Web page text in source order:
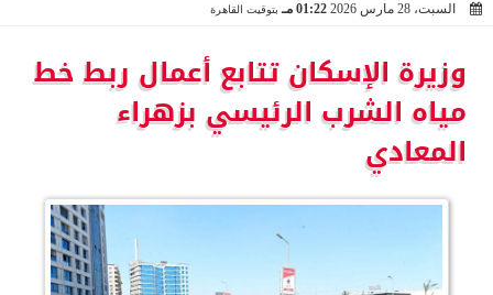
السبت، 28 مارس 2026
01:22 مـ بتوقيت القاهرة
وزيرة الإسكان تتابع أعمال ربط خط
مياه الشرب الرئيسي بزهراء
المعادي